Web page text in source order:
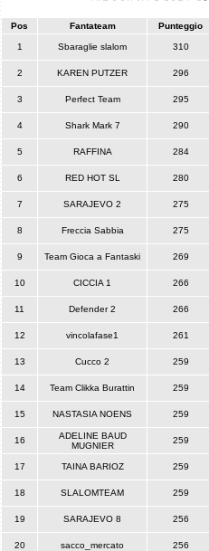
Pos Fantateam Punteggio
1 Sbaraglie slalom 310
2 KAREN PUTZER 296
3 Perfect Team 295
4 Shark Mark 7 290
5 RAFFINA 284
6 RED HOT SL 280
7 SARAJEVO 2 275
8 Freccia Sabbia 275
9 Team Gioca a Fantaski 269
10 CICCIA 1 266
11 Defender 2 266
12 vincolafase1 261
13 Cucco 2 259
14 Team Clikka Burattin 259
15 NASTASIA NOENS 259
16
ADELINE BAUD
MUGNIER
259
17 TAINA BARIOZ 259
18 SLALOMTEAM 259
19 SARAJEVO 8 256
20 sacco_mercato 256